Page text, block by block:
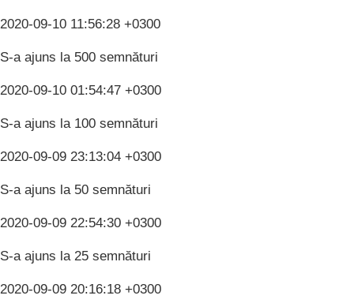
2020-09-10 11:56:28 +0300
S-a ajuns la 500 semnături
2020-09-10 01:54:47 +0300
S-a ajuns la 100 semnături
2020-09-09 23:13:04 +0300
S-a ajuns la 50 semnături
2020-09-09 22:54:30 +0300
S-a ajuns la 25 semnături
2020-09-09 20:16:18 +0300